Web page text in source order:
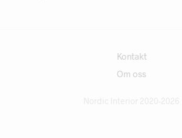
Kontakt
Om oss